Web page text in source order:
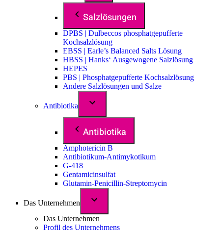
Salzlösungen
DPBS | Dulbeccos phosphatgepufferte
Kochsalzlösung
EBSS | Earle’s Balanced Salts Lösung
HBSS | Hanks‘ Ausgewogene Salzlösung
HEPES
PBS | Phosphatgepufferte Kochsalzlösung
Andere Salzlösungen und Salze
Antibiotika
Antibiotika
Amphotericin B
Antibiotikum-Antimykotikum
G-418
Gentamicinsulfat
Glutamin-Penicillin-Streptomycin
Das Unternehmen
Das Unternehmen
Profil des Unternehmens